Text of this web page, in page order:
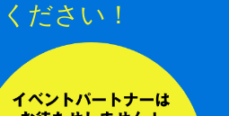
ださい！